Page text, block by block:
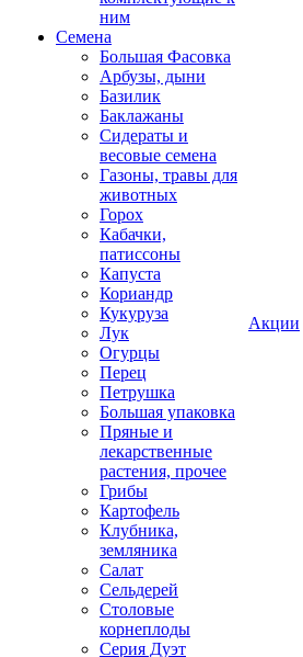
ним
Семена
Большая Фасовка
Арбузы, дыни
Базилик
Баклажаны
Сидераты и
весовые семена
Газоны, травы для
животных
Горох
Кабачки,
патиссоны
Капуста
Кориандр
Кукуруза
Лук
Огурцы
Перец
Петрушка
Большая упаковка
Пряные и
лекарственные
растения, прочее
Грибы
Картофель
Клубника,
земляника
Салат
Сельдерей
Столовые
корнеплоды
Серия Дуэт
Акции